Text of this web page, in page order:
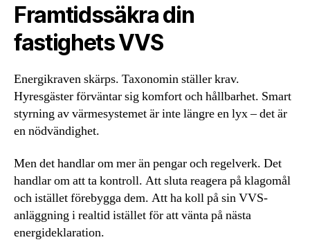
Framtidssäkra din
fastighets VVS
Energikraven skärps. Taxonomin ställer krav.
Hyresgäster förväntar sig komfort och hållbarhet. Smart
styrning av värmesystemet är inte längre en lyx – det är
en nödvändighet.
Men det handlar om mer än pengar och regelverk. Det
handlar om att ta kontroll. Att sluta reagera på klagomål
och istället förebygga dem. Att ha koll på sin VVS-
anläggning i realtid istället för att vänta på nästa
energideklaration.